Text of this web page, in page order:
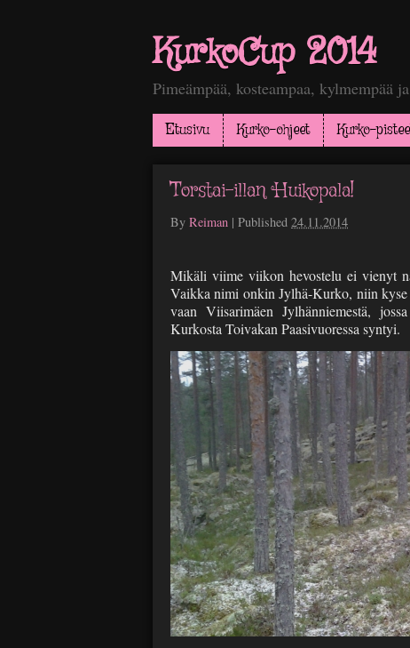
KurkoCup 2014
Pimeämpää, kosteampaa, kylmempää
Etusivu Kurko-ohjeet Kurko-
Torstai-illan Huikopala!
By Reiman | Published 24.11.2014
Mikäli viime viikon hevostelu ei vienyt
Vaikka nimi onkin Jylhä-Kurko, niin
vaan Viisarimäen Jylhänniemestä,
Kurkosta Toivakan Paasivuoressa syntyi.